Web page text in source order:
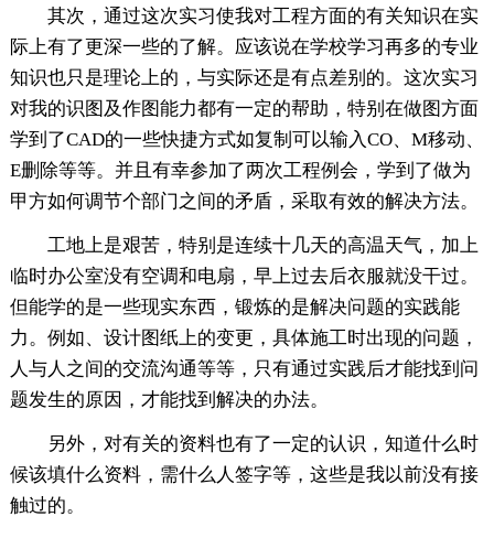
其次，通过这次实习使我对工程方面的有关知识在实
际上有了更深一些的了解。应该说在学校学习再多的专业
知识也只是理论上的，与实际还是有点差别的。这次实习
对我的识图及作图能力都有一定的帮助，特别在做图方面
学到了CAD的一些快捷方式如复制可以输入CO、M移动、
E删除等等。并且有幸参加了两次工程例会，学到了做为
甲方如何调节个部门之间的矛盾，采取有效的解决方法。
工地上是艰苦，特别是连续十几天的高温天气，加上
临时办公室没有空调和电扇，早上过去后衣服就没干过。
但能学的是一些现实东西，锻炼的是解决问题的实践能
力。例如、设计图纸上的变更，具体施工时出现的问题，
人与人之间的交流沟通等等，只有通过实践后才能找到问
题发生的原因，才能找到解决的办法。
另外，对有关的资料也有了一定的认识，知道什么时
候该填什么资料，需什么人签字等，这些是我以前没有接
触过的。